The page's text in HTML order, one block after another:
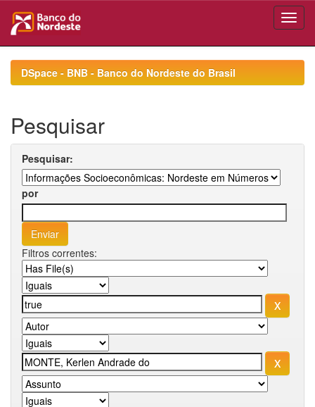
navigationDSpace - BNB - Banco do Nordeste do Brasil
Pesquisar
Pesquisar:
por
Filtros correntes: